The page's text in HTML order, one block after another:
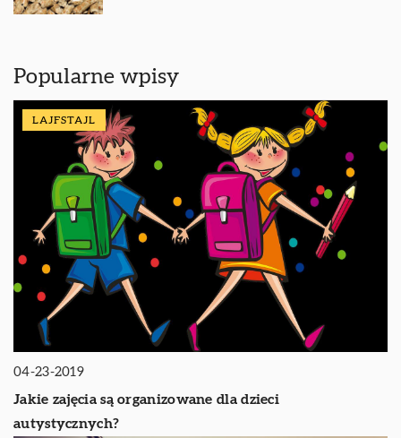
Popularne wpisy
LAJFSTAJL
04-23-2019
Jakie zajęcia są organizowane dla dzieci
autystycznych?